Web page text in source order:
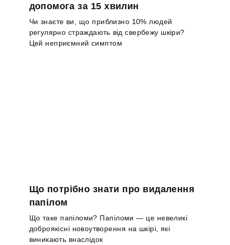
допомога за 15 хвилин
Чи знаєте ви, що приблизно 10% людей
регулярно страждають від свербежу шкіри?
Цей неприємний симптом
Що потрібно знати про видалення
папілом
Що таке папіломи? Папіломи — це невеликі
доброякісні новоутворення на шкірі, які
виникають внаслідок